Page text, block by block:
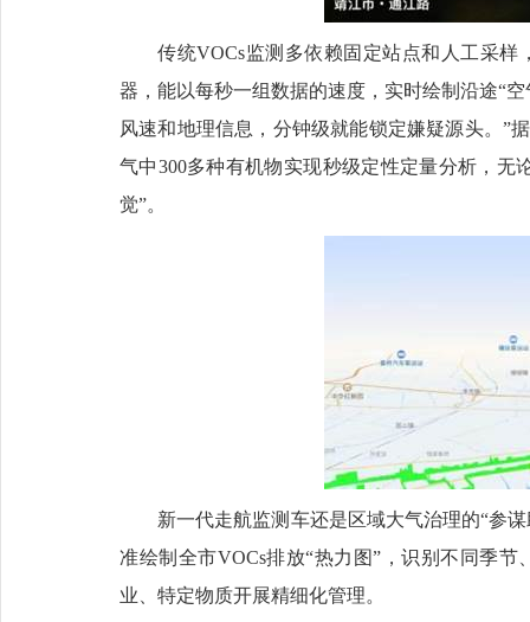
传统VOCs监测多依赖固定站点和人工采
器，能以每秒一组数据的速度，实时绘制沿途“
风速和地理信息，分钟级就能锁定嫌疑源头。”
气中300多种有机物实现秒级定性定量分析，无
觉”。
新一代走航监测车还是区域大气治理的“参
准绘制全市VOCs排放“热力图”，识别不同季
业、特定物质开展精细化管理。